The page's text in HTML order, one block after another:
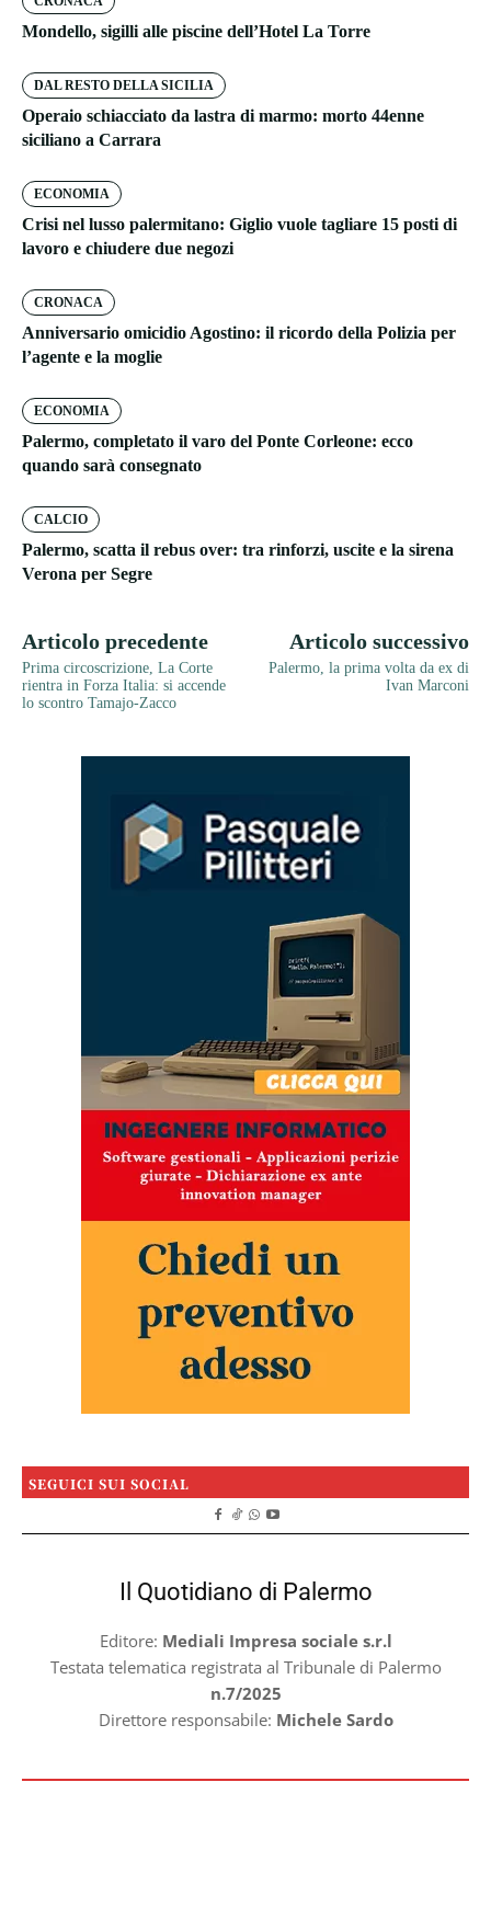
Mondello, sigilli alle piscine dell’Hotel La Torre
DAL RESTO DELLA SICILIA
Operaio schiacciato da lastra di marmo: morto 44enne
siciliano a Carrara
ECONOMIA
Crisi nel lusso palermitano: Giglio vuole tagliare 15 posti di
lavoro e chiudere due negozi
CRONACA
Anniversario omicidio Agostino: il ricordo della Polizia per
l’agente e la moglie
ECONOMIA
Palermo, completato il varo del Ponte Corleone: ecco
quando sarà consegnato
CALCIO
Palermo, scatta il rebus over: tra rinforzi, uscite e la sirena
Verona per Segre
Articolo precedente
Prima circoscrizione, La Corte
rientra in Forza Italia: si accende
lo scontro Tamajo-Zacco
Articolo successivo
Palermo, la prima volta da ex di
Ivan Marconi
SEGUICI SUI SOCIAL
Il Quotidiano di Palermo
Editore: Mediali Impresa sociale s.r.l
Testata telematica registrata al Tribunale di Palermo
n.7/2025
Direttore responsabile: Michele Sardo